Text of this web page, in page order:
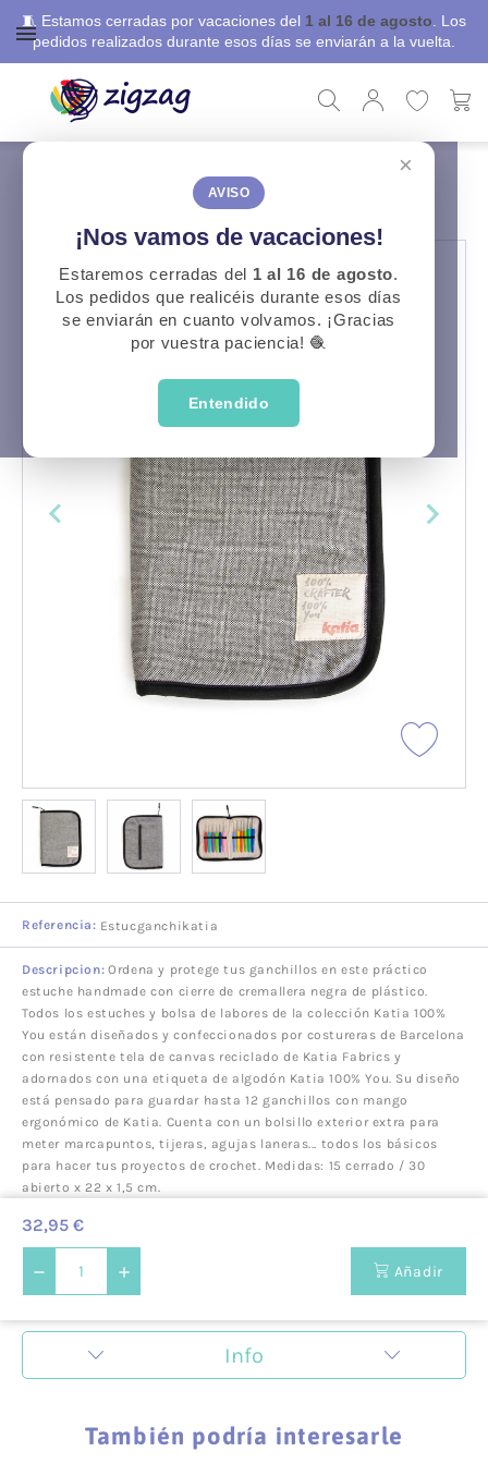
🧵 Estamos cerradas por vacaciones del 1 al 16 de agosto . Los
pedidos realizados durante esos días se enviarán a la vuelta.
×
AVISO
¡Nos vamos de vacaciones!
Estaremos cerradas del 1 al 16 de agosto.
Los pedidos que realicéis durante esos días
se enviarán en cuanto volvamos. ¡Gracias
por vuestra paciencia! 🧶
Entendido
ESTUCHE GANCHILLOS KATIA
Referencia: Estucganchikatia
Descripcion: Ordena y protege tus ganchillos en este práctico
estuche handmade con cierre de cremallera negra de plástico.
Todos los estuches y bolsa de labores de la colección Katia 100%
You están diseñados y confeccionados por costureras de Barcelona
con resistente tela de canvas reciclado de Katia Fabrics y
adornados con una etiqueta de algodón Katia 100% You. Su diseño
está pensado para guardar hasta 12 ganchillos con mango
ergonómico de Katia. Cuenta con un bolsillo exterior extra para
meter marcapuntos, tijeras, agujas laneras... todos los básicos
para hacer tus proyectos de crochet. Medidas: 15 cerrado / 30
abierto x 22 x 1,5 cm.
32,95 €
Añadir
Info
nuevas prendas. Pero Zigzag no es una mercería cualquiera,
sino que también es un lugar de encuentro donde
También podría interesarle